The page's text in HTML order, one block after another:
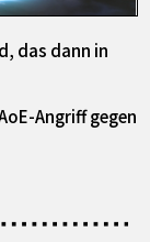
das dann in
Angriff gegen